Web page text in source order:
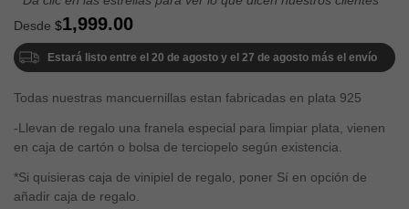
Desde $1,999.00
Estará listo entre el 20 de agosto y el 27 de agosto más el envío
Todas nuestras mancuernillas estan fabricadas en plata 925
-Llevan de regalo una franela especial para limpiar plata, vienen
en caja de cartón o bolsa de terciopelo según existencia.
*Si quisieras caja de vinipiel de regalo, poner Sí en opción de
añadir caja de regalo.